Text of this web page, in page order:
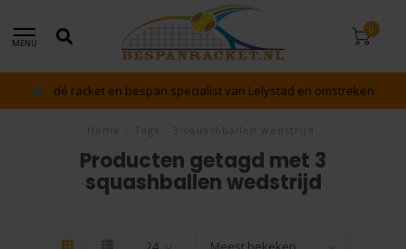
MENU
0
dé racket en bespan specialist van Lelystad en omstreken
Producten getagd met 3
squashballen wedstrijd